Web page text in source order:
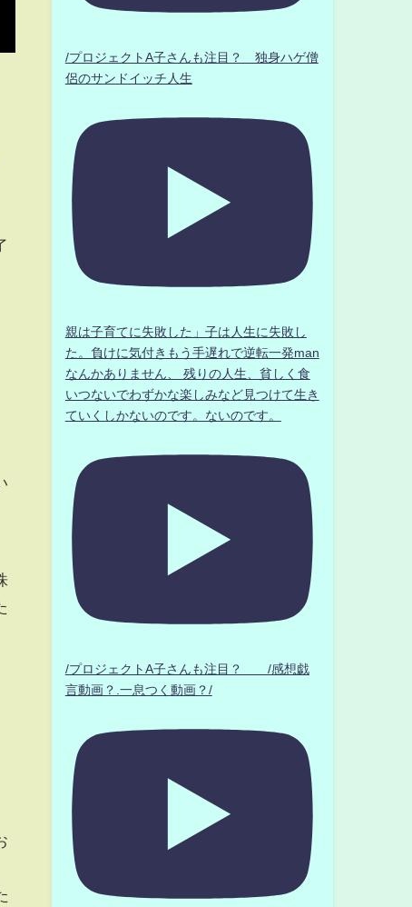
/プロジェクトA子さんも注目？ 独身ハゲ僧
侶のサンドイッチ人生
親は子育てに失敗した」子は人生に失敗し
た。負けに気付きもう手遅れで逆転一発man
なんかありません、 残りの人生、貧しく食
いつないでわずかな楽しみなど見つけて生き
ていくしかないのです。ないのです。
/プロジェクトA子さんも注目？ /感想戯
言動画？.一息つく動画？/